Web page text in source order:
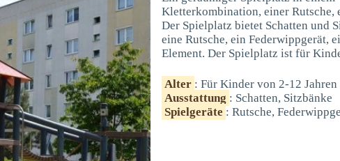
Kletterkombination, einer Rutsche,
Der Spielplatz bietet Schatten und
eine Rutsche, ein Federwippgerät,
Element. Der Spielplatz ist für
Alter : Für Kinder von 2-12 Jahren
Ausstattung : Schatten, Sitzbänke
Spielgeräte : Rutsche,